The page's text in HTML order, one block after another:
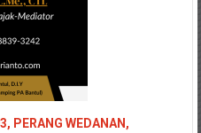
PERANG WEDANAN,